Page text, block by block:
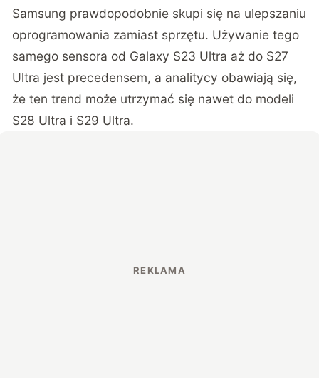
Samsung prawdopodobnie skupi się na ulepszaniu
oprogramowania zamiast sprzętu. Używanie tego
samego sensora od Galaxy S23 Ultra aż do S27
Ultra jest precedensem, a analitycy obawiają się,
że ten trend może utrzymać się nawet do modeli
S28 Ultra i S29 Ultra.